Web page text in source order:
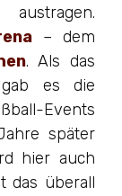
– dem
. Als das
es die
Events
später
hier auch
das überall